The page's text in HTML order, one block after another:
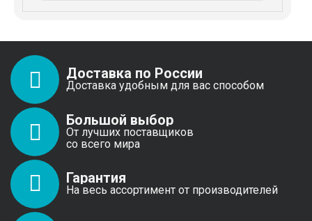
Доставка по России
Доставка удобным для вас способом
Большой выбор
От лучших поставщиков
со всего мира
Гарантия
На весь ассортимент от производителей